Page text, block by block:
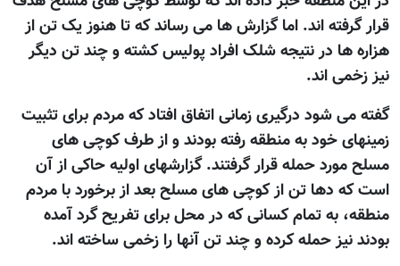
قرار گرفته اند. اما گزارش ها می رساند که تا هنوز یک تن از
هزاره ها در نتیجه شلک افراد پولیس کشته و چند تن دیگر
نیز زخمی اند.
گفته می شود درگیری زمانی اتفاق افتاد که مردم برای تثبیت
زمینهای خود به منطقه رفته بودند و از طرف کوچی های
مسلح مورد حمله قرار گرفتند. گزارشهای اولیه حاکی از آن
است که دها تن از کوچی های مسلح بعد از برخورد با مردم
منطقه، به تمام کسانی که در محل برای تفریح گرد آمده
بودند نیز حمله کرده و چند تن آنها را زخمی ساخته اند.